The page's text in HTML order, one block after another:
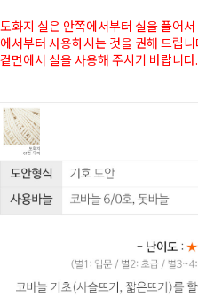
도화지 실은 안쪽에서부터 실을 풀어
에서부터 사용하시는 것을 권해 드립
겉면에서 실을 사용해 주시기 바랍니다.